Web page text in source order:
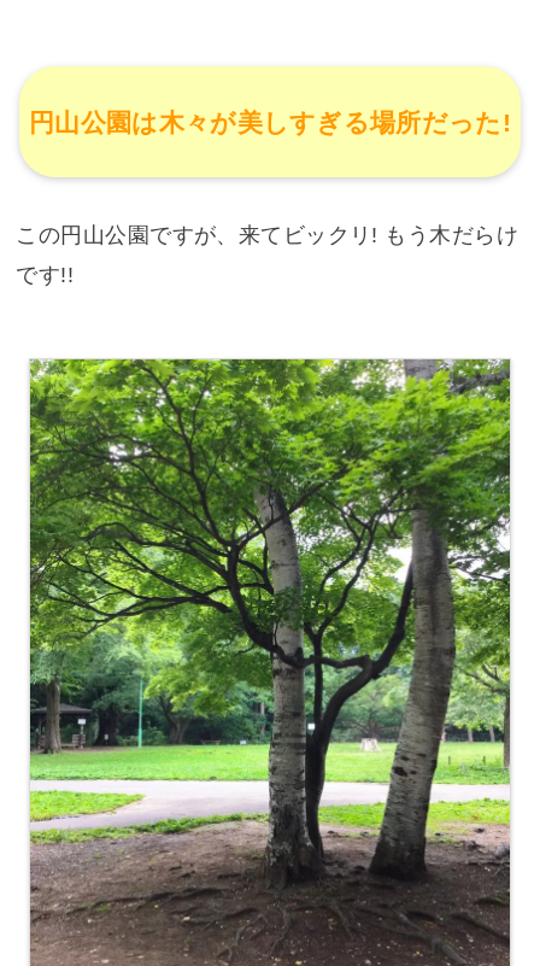
円山公園は木々が美しすぎる場所だった!
この円山公園ですが、来てビックリ! もう木だらけ
です!!